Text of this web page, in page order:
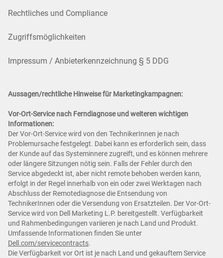
Rechtliches und Compliance
Zugriffsmöglichkeiten
Impressum / Anbieterkennzeichnung § 5 DDG
Aussagen/rechtliche Hinweise für Marketingkampagnen:
Vor-Ort-Service nach Ferndiagnose und weiteren wichtigen
Informationen:
Der Vor-Ort-Service wird von den TechnikerInnen je nach
Problemursache festgelegt. Dabei kann es erforderlich sein, dass
der Kunde auf das Systeminnere zugreift, und es können mehrere
oder längere Sitzungen nötig sein. Falls der Fehler durch den
Service abgedeckt ist, aber nicht remote behoben werden kann,
erfolgt in der Regel innerhalb von ein oder zwei Werktagen nach
Abschluss der Remotediagnose die Entsendung von
TechnikerInnen oder die Versendung von Ersatzteilen. Der Vor-Ort-
Service wird von Dell Marketing L.P. bereitgestellt. Verfügbarkeit
und Rahmenbedingungen variieren je nach Land und Produkt.
Umfassende Informationen finden Sie unter
Dell.com/servicecontracts.
Die Verfügbarkeit vor Ort ist je nach Land und gekauftem Service